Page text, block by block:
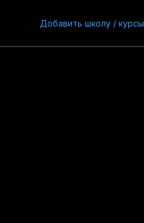
Добавить школу / курсы